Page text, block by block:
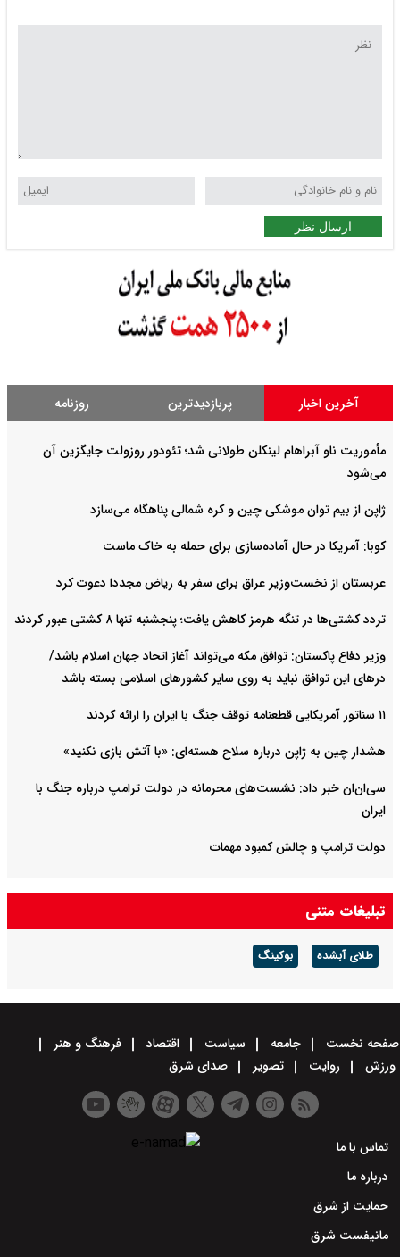
ارسال نظر
آخرین اخبار پربازدیدترین روزنامه
مأموریت ناو آبراهام لینکلن طولانی شد؛ تئودور روزولت جایگزین آن
می‌شود
ژاپن از بیم توان موشکی چین و کره شمالی پناهگاه می‌سازد
کوبا: آمریکا در حال آماده‌سازی برای حمله به خاک ماست
عربستان از نخست‌وزیر عراق برای سفر به ریاض مجددا دعوت کرد
تردد کشتی‌ها در تنگه هرمز کاهش یافت؛ پنجشنبه تنها ۸ کشتی عبور کردند
وزیر دفاع پاکستان: توافق مکه می‌تواند آغاز اتحاد جهان اسلام باشد/
درهای این توافق نباید به روی سایر کشورهای اسلامی بسته باشد
۱۱ سناتور آمریکایی قطعنامه توقف جنگ با ایران را ارائه کردند
هشدار چین به ژاپن درباره سلاح هسته‌ای: «با آتش بازی نکنید»
سی‌ان‌ان خبر داد: نشست‌های محرمانه در دولت ترامپ درباره جنگ با
ایران
دولت ترامپ و چالش کمبود مهمات
تبلیغات متنی
طلای آبشده بوکینگ
صفحه نخست جامعه سیاست اقتصاد
فرهنگ و هنر
ورزش
روایت تصویر صدای شرق
تماس با ما
درباره ما
حمایت از شرق
مانیفست شرق